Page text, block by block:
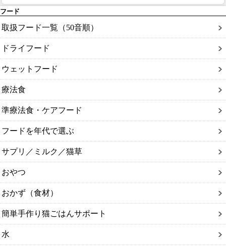
フード
取扱フード一覧（50音順）
ドライフード
ウェットフード
療法食
準療法食・ケアフード
フードを年代で選ぶ
サプリ／ミルク／猫草
おやつ
おかず（食材）
簡単手作り猫ごはんサポート
水